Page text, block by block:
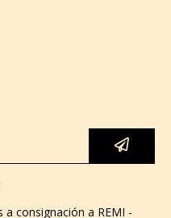
consignación a REMI -